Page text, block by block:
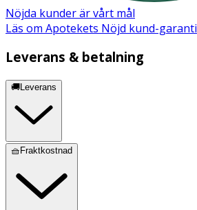
Nöjda kunder är vårt mål
Läs om Apotekets Nöjd kund-garanti
Leverans & betalning
🚚Leverans
🧺Fraktkostnad